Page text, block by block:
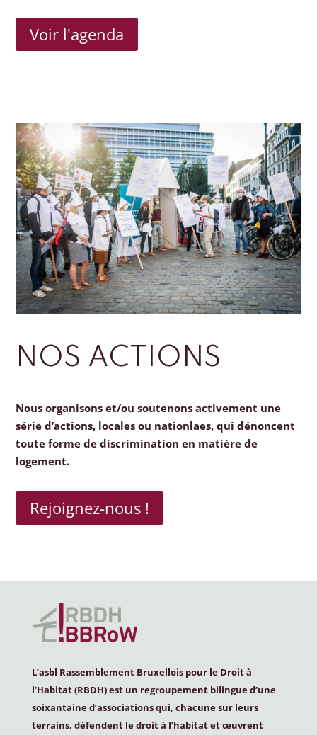
Voir l'agenda
NOS ACTIONS
Nous organisons et/ou soutenons activement une
série d’actions, locales ou nationlaes, qui dénoncent
toute forme de discrimination en matière de
logement.
Rejoignez-nous !
L’asbl Rassemblement Bruxellois pour le Droit à
l’Habitat (RBDH) est un regroupement bilingue d’une
soixantaine d’associations qui, chacune sur leurs
terrains, défendent le droit à l’habitat et œuvrent